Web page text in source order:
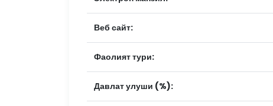
Веб сайт:
Фаолият тури:
Давлат улуши (%):